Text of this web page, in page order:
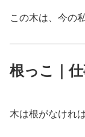
この木は、今の
根っこ｜
木は根がなけれ